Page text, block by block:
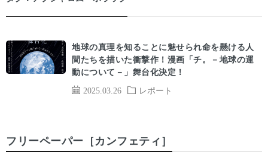
2025.03.26 レポート
地球の真理を知ることに魅せられ命を懸ける人
間たちを描いた衝撃作！漫画「チ。－地球の運
動について－」舞台化決定！
フリーペーパー［カンフェティ］